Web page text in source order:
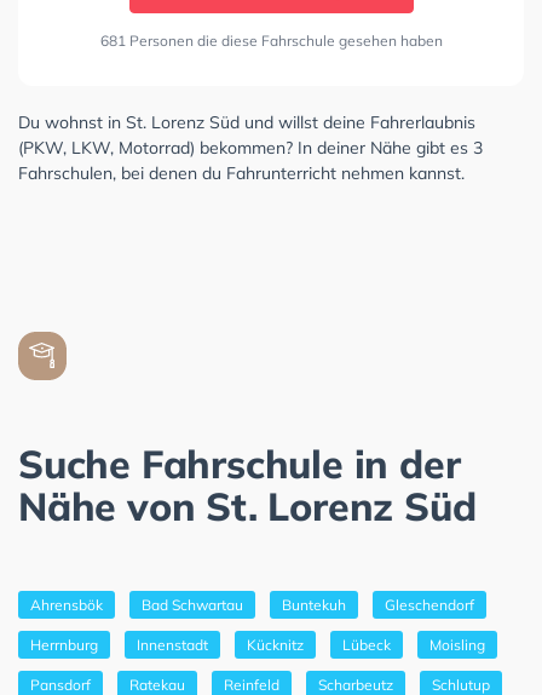
681 Personen die diese Fahrschule gesehen haben
Du wohnst in St. Lorenz Süd und willst deine Fahrerlaubnis
(PKW, LKW, Motorrad) bekommen? In deiner Nähe gibt es 3
Fahrschulen, bei denen du Fahrunterricht nehmen kannst.
Suche Fahrschule in der
Nähe von St. Lorenz Süd
Ahrensbök Bad Schwartau Buntekuh Gleschendorf
Herrnburg Innenstadt Kücknitz Lübeck Moisling
Pansdorf Ratekau Reinfeld Scharbeutz Schlutup